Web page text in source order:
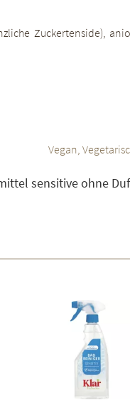
Zuckertenside),
Vegan,
sensitive ohne